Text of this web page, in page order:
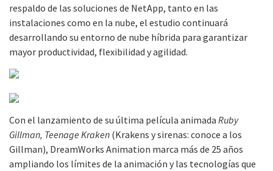
respaldo de las soluciones de NetApp, tanto en las
instalaciones como en la nube, el estudio continuará
desarrollando su entorno de nube híbrida para garantizar
mayor productividad, flexibilidad y agilidad.
Con el lanzamiento de su última película animada Ruby
Gillman, Teenage Kraken (Krakens y sirenas: conoce a los
Gillman), DreamWorks Animation marca más de 25 años
ampliando los límites de la animación y las tecnologías que